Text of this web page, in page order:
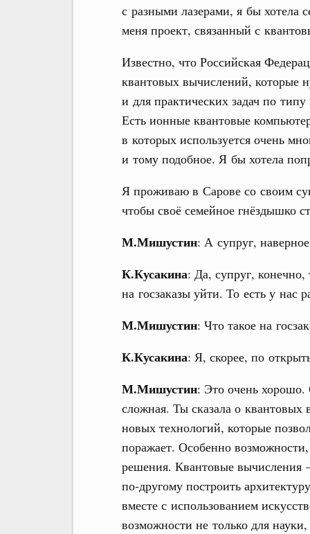
с разными лазерами, я бы хотела
меня проект, связанный с
Известно, что Российская
квантовых вычислений, которые
и для практических задач по
Есть ионные квантовые
в которых используется очень
и тому подобное. Я бы хотела
Я проживаю в Сарове со своим
чтобы своё семейное гнёздышко
М.Мишустин: А супруг,
К.Кусакина: Да, супруг,
на госзаказы уйти. То есть у нас
М.Мишустин: Что такое на
К.Кусакина: Я, скорее, по
М.Мишустин: Это очень
сложная. Ты сказала о квантовых
новых технологий, которые
поражает. Особенно
решения. Квантовые вычисления
по‑другому построить
вместе с использованием
возможности не только для